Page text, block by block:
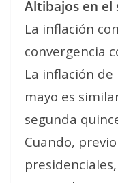
Altibajos en el
La inflación
convergencia
La inflación
mayo es
segunda
Cuando,